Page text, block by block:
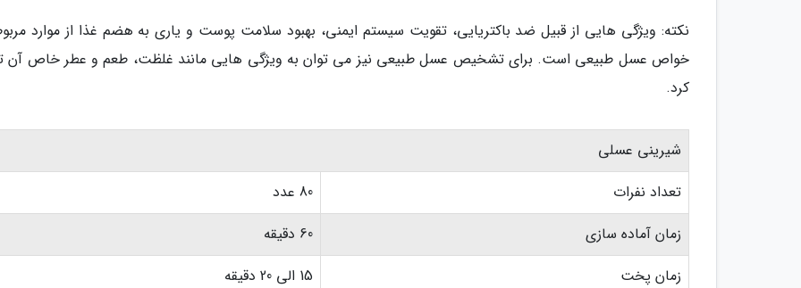
نکته: ویژگی هایی از قبیل ضد باکتریایی، تقویت سیستم ایمنی، بهبود سلامت پوست و یاری به هضم غذا از موارد
خواص عسل طبیعی است. برای تشخیص عسل طبیعی نیز می توان به ویژگی هایی مانند غلظت، طعم و عطر خاص آن
کرد.
شیرینی عسلی
تعداد نفرات
80 عدد
زمان آماده سازی
60 دقیقه
زمان پخت
15 الی 20 دقیقه